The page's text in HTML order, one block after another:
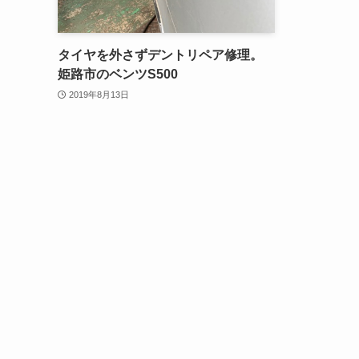
タイヤを外さずデントリペア修理。
姫路市のベンツS500
2019年8月13日